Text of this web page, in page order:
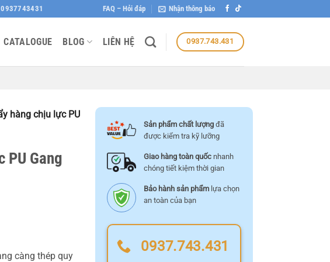
0937743431 FAQ – Hỏi đáp Nhận thông báo
CATALOGUE BLOG LIÊN HỆ 0937.743.431
hàng chịu lực PU
PU Gang
càng thép quy
Sản phẩm chất lượngđã
được kiểm tra kỹ lưỡng
Giao hàng toàn quốcnhanh
chóng tiết kiệm thời gian
Bảo hành sản phẩmlựa chọn
an toàn của bạn
0937.743.431